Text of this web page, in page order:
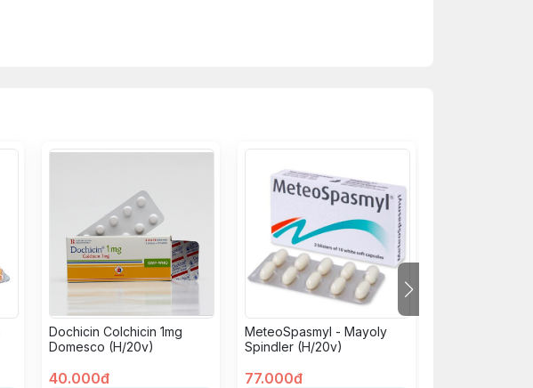
Dochicin Colchicin 1mg
Domesco (H/20v)
40.000đ
MeteoSpasmyl - Mayoly
Spindler (H/20v)
77.000đ